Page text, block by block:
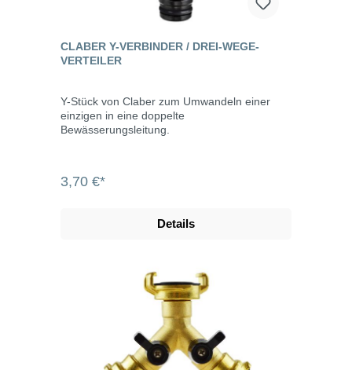
CLABER Y-VERBINDER / DREI-WEGE-
VERTEILER
Y-Stück von Claber zum Umwandeln einer
einzigen in eine doppelte
Bewässerungsleitung.
3,70 €*
Details